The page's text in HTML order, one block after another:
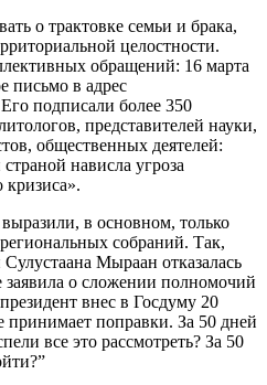
о трактовке семьи и брака,
целостности.
обращений: 16 марта
письмо в адрес
подписали более 350
представителей науки,
общественных деятелей:
нависла угроза
кризиса».
в основном, только
собраний. Так,
Мыраан отказалась
о сложении полномочий
внес в Госдуму 20
принимает поправки. За 50 дней
все это рассмотреть? За 50